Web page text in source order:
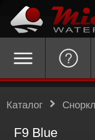
Каталог
F9 Blue